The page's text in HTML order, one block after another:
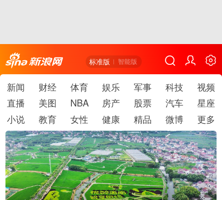
标准版 智能版
新闻 财经 体育 娱乐 军事 科技
视频
直播
美图 NBA 房产 股票 汽车
星座
小说
教育 女性 健康 精品 微博 更多